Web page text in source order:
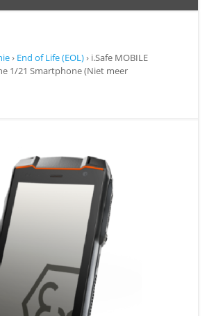
› End of Life (EOL)› i.Safe MOBILE
1/21 Smartphone (Niet meer